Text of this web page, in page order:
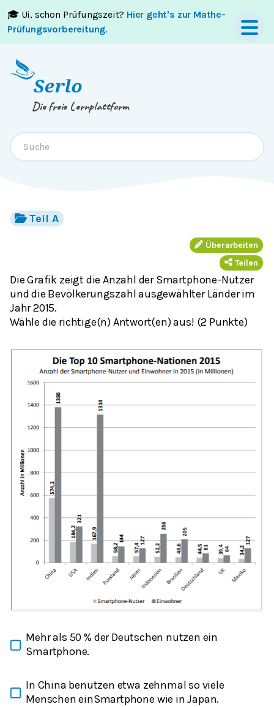
🎓 Ui, schon Prüfungszeit? Hier geht's zur Mathe-
Prüfungsvorbereitung.
Springe zumInhaltoderFooter
Die freie Lernplattform
Teil A
Überarbeiten
Teilen
Die Grafik zeigt die Anzahl der Smartphone-Nutzer
und die Bevölkerungszahl ausgewählter Länder im
Jahr 2015.
Wähle die richtige(n) Antwort(en) aus! (2 Punkte)
Mehr als 50 % der Deutschen nutzen ein
Smartphone.
In China benutzen etwa zehnmal so viele
Menschen einSmartphone wie in Japan.